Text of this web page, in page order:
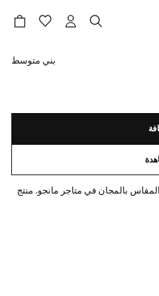
بني متوسط
المقاس بالمجان في متاجر مانجو. منتج